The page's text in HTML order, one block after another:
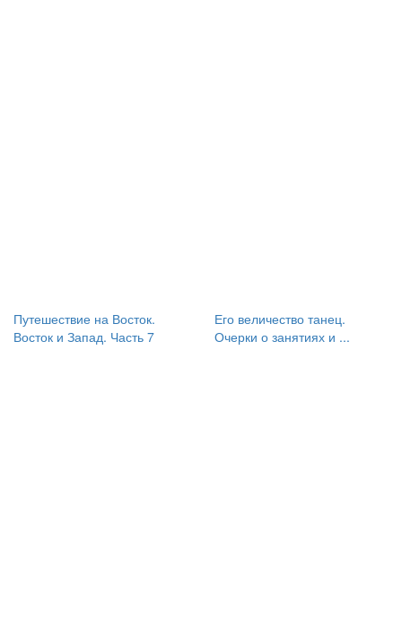
Путешествие на Восток.
Восток и Запад. Часть 7
Его величество танец.
Очерки о занятиях и ...